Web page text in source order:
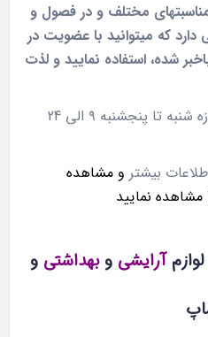
مناسبتهای مختلف و در فصول و
که میتوانید با عضویت در
شده، استفاده نمایید و لذت
خدمات دهی روژاشاپ همه روزه شنبه تا پنجشنبه ۹ الی 24
بیشتر و مشاهده
مشاهده نمایید
لوازمآرایشی وبهداشتی و